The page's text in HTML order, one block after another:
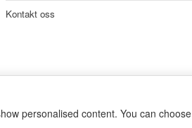
Kontakt oss
personalised content. You can choose